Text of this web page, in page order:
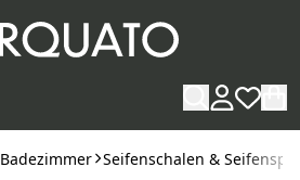
Badezimmer Seifenschalen &